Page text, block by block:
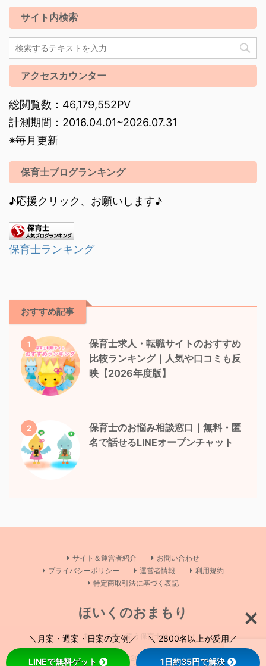
サイト内検索
アクセスカウンター
総閲覧数：46,179,552PV
計測期間：2016.04.01~2026.07.31
※毎月更新
保育士ブログランキング
♪応援クリック、お願いします♪
保育士ランキング
おすすめ記事
1
保育士求人・転職サイトのおすすめ
比較ランキング｜人気や口コミも反
映【2026年度版】
2
保育士のお悩み相談窓口｜無料・匿
名で話せるLINEオープンチャット
サイト＆運営者紹介
お問い合わせ
プライバシーポリシー
運営者情報
利用規約
特定商取引法に基づく表記
ほいくのおまもり
あなたに寄り添う保育士サイト
Copyright© ほいくのおまもり , 2026 All Rights Reserved Powered by
＼月案・週案・日案の文例／ ＼ 2800名以上が愛用／
LINEで無料ゲット 1日約35円で解決